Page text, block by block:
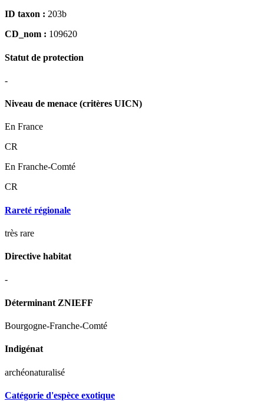
ID taxon : 203b
CD_nom : 109620
Statut de protection
-
Niveau de menace (critères UICN)
En France
CR
En Franche-Comté
CR
Rareté régionale
très rare
Directive habitat
-
Déterminant ZNIEFF
Bourgogne-Franche-Comté
Indigénat
archéonaturalisé
Catégorie d'espèce exotique